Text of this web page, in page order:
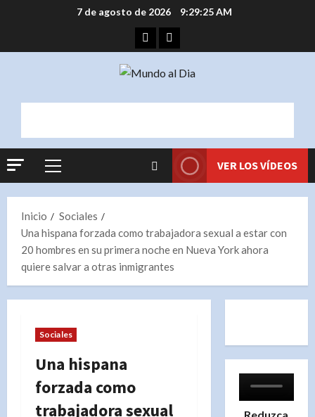
7 de agosto de 2026 9:29:25 AM
FacebookInstagram
Menú
VER LOS VÍDEOS
Inicio
Sociales
Una hispana forzada como trabajadora sexual a estar con
20 hombres en su primera noche en Nueva York ahora
quiere salvar a otras inmigrantes
Sociales
Una hispana
forzada como
trabajadora sexual
Reduzca